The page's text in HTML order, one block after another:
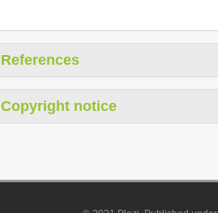
References
Copyright notice